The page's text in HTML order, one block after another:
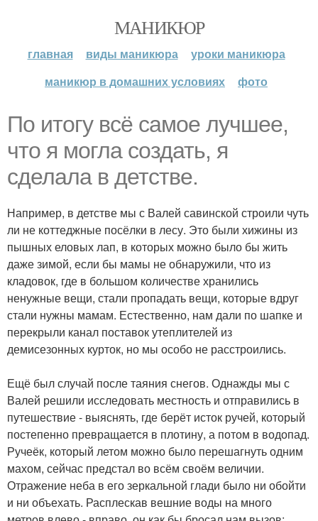
МАНИКЮР
главная виды маникюра
уроки маникюра
маникюр в домашних условиях
фото
По итогу всё самое лучшее,
что я могла создать, я
сделала в детстве.
Например, в детстве мы с Валей савинской строили чуть
ли не коттеджные посёлки в лесу. Это были хижины из
пышных еловых лап, в которых можно было бы жить
даже зимой, если бы мамы не обнаружили, что из
кладовок, где в большом количестве хранились
ненужные вещи, стали пропадать вещи, которые вдруг
стали нужны мамам. Естественно, нам дали по шапке и
перекрыли канал поставок утеплителей из
демисезонных курток, но мы особо не расстроились.
Ещё был случай после таяния снегов. Однажды мы с
Валей решили исследовать местность и отправились в
путешествие - выяснять, где берёт исток ручей, который
постепенно превращается в плотину, а потом в водопад.
Ручеёк, который летом можно было перешагнуть одним
махом, сейчас предстал во всём своём величии.
Отражение неба в его зеркальной глади было ни обойти
и ни объехать. Расплескав вешние воды на много